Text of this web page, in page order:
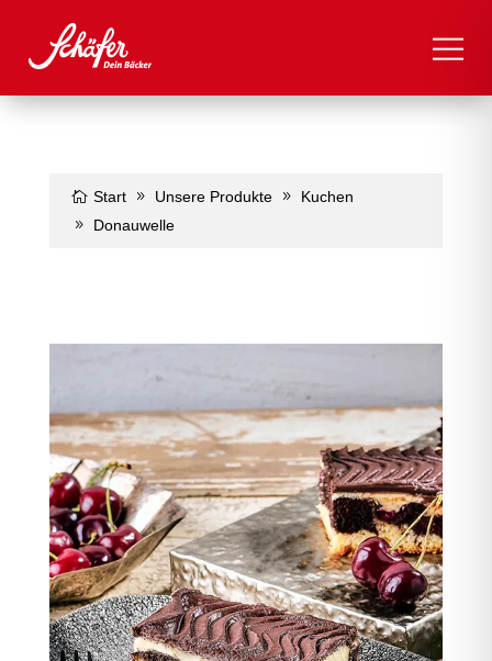
Start Unsere Produkte
Kuchen
Donauwelle